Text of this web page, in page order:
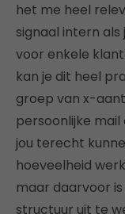
het me heel
signaal intern
voor enkele
kan je dit heel
groep van x-
persoonlijke
jou terecht
hoeveelheid
maar daarvoor
structuur uit te